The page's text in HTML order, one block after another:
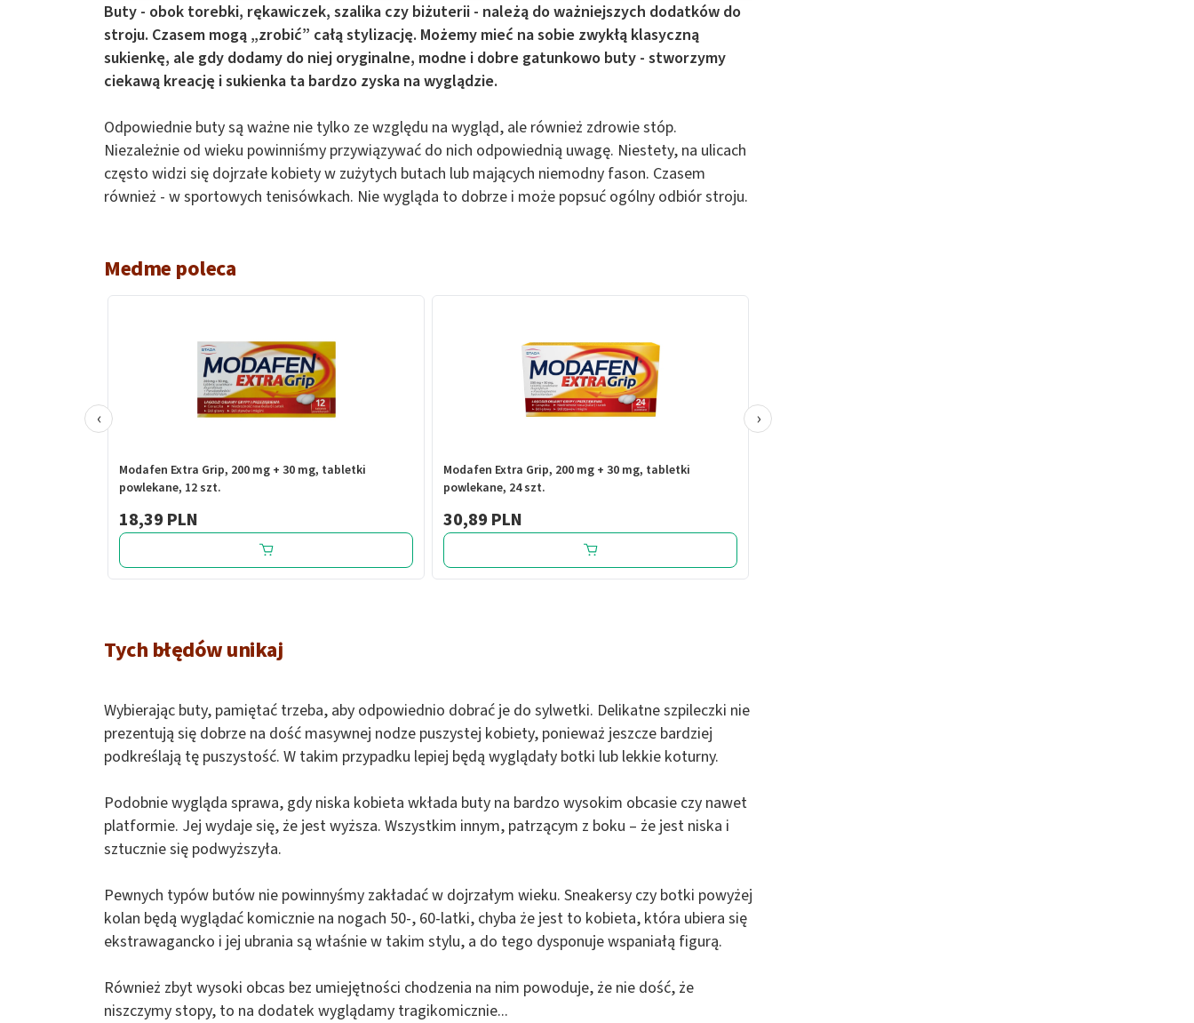
Buty - obok torebki, rękawiczek, szalika czy biżuterii - należą do ważniejszych dodatków do
stroju. Czasem mogą „zrobić” całą stylizację. Możemy mieć na sobie zwykłą klasyczną
sukienkę, ale gdy dodamy do niej oryginalne, modne i dobre gatunkowo buty - stworzymy
ciekawą kreację i sukienka ta bardzo zyska na wyglądzie.
Odpowiednie buty są ważne nie tylko ze względu na wygląd, ale również zdrowie stóp.
Niezależnie od wieku powinniśmy przywiązywać do nich odpowiednią uwagę. Niestety, na ulicach
często widzi się dojrzałe kobiety w zużytych butach lub mających niemodny fason. Czasem
również - w sportowych tenisówkach. Nie wygląda to dobrze i może popsuć ogólny odbiór stroju.
Medme poleca
Modafen Extra Grip, 200 mg + 30 mg, tabletki
powlekane, 12 szt.
18,39 PLN
Modafen Extra Grip, 200 mg + 30 mg, tabletki
powlekane, 24 szt.
30,89 PLN
‹ ›
Tych błędów unikaj
Wybierając buty, pamiętać trzeba, aby odpowiednio dobrać je do sylwetki. Delikatne szpileczki nie
prezentują się dobrze na dość masywnej nodze puszystej kobiety, ponieważ jeszcze bardziej
podkreślają tę puszystość. W takim przypadku lepiej będą wyglądały botki lub lekkie koturny.
Podobnie wygląda sprawa, gdy niska kobieta wkłada buty na bardzo wysokim obcasie czy nawet
platformie. Jej wydaje się, że jest wyższa. Wszystkim innym, patrzącym z boku – że jest niska i
sztucznie się podwyższyła.
Pewnych typów butów nie powinnyśmy zakładać w dojrzałym wieku. Sneakersy czy botki powyżej
kolan będą wyglądać komicznie na nogach 50-, 60-latki, chyba że jest to kobieta, która ubiera się
ekstrawagancko i jej ubrania są właśnie w takim stylu, a do tego dysponuje wspaniałą figurą.
Również zbyt wysoki obcas bez umiejętności chodzenia na nim powoduje, że nie dość, że
niszczymy stopy, to na dodatek wyglądamy tragikomicznie...